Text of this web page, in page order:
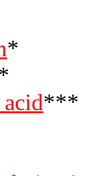
*
***